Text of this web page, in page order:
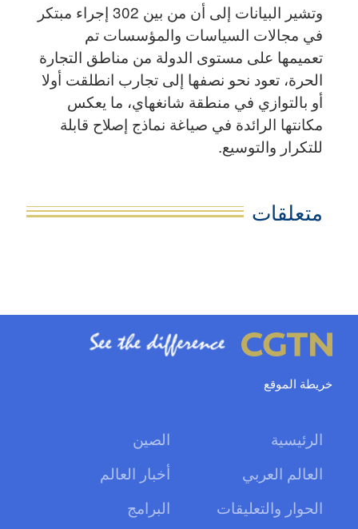
وتشير البيانات إلى أن من بين 302 إجراء مبتكر
في مجالات السياسات والمؤسسات تم
تعميمها على مستوى الدولة من مناطق التجارة
الحرة، تعود نحو نصفها إلى تجارب انطلقت أولا
أو بالتوازي في منطقة شانغهاي، ما يعكس
مكانتها الرائدة في صياغة نماذج إصلاح قابلة
للتكرار والتوسيع.
متعلقات
خريطة الموقع
الرئيسية
الصين
العالم العربي
أخبار العالم
الحوار والتعليقات
البرامج